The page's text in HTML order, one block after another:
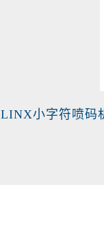
LINX小字符喷码